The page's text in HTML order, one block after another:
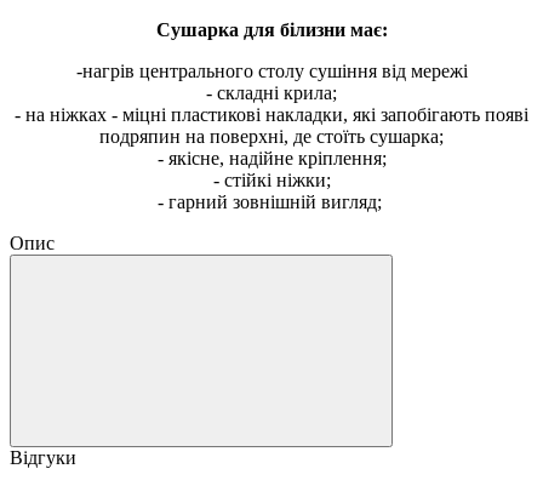
Сушарка для білизни має:
-нагрів центрального столу сушіння від мережі
- складні крила;
- на ніжках - міцні пластикові накладки, які запобігають появі
подряпин на поверхні, де стоїть сушарка;
- якісне, надійне кріплення;
- стійкі ніжки;
- гарний зовнішній вигляд;
Опис
Відгуки